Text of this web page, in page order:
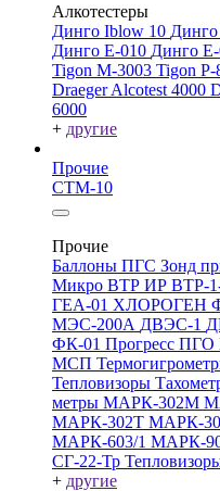
Алкотестеры
Динго Iblow 10 Динго
Динго Е-010 Динго
Tigon M-3003 Tigon P-
Draeger Alcotest 4000
6000
+ другие
Прочие
СТМ-10
Прочие
Баллоны ПГС Зонд
Микро ВТР ИР ВТР-
ГЕА-01 ХЛОРОГЕН
МЭС-200А ДВЭС-1
ФК-01 Прогресс ПГО
МСП
Тепловизоры
метры МАРК-302М
МАРК-302Т МАРК-
МАРК-603/1 МАРК-
СГ-22-Тр
+ другие